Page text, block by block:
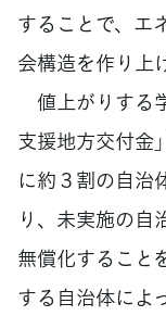
することで、エ
会構造を作り上
値上がりする
支援地方交付金
に約３割の自治
り、未実施の自
無償化すること
する自治体によ